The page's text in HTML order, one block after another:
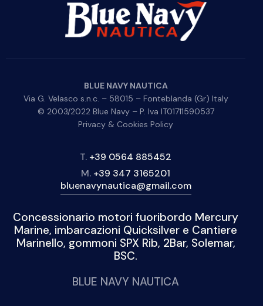
BLUE NAVY NAUTICA
Via G. Velasco s.n.c. – 58015 – Fonteblanda (Gr) Italy
© 2003/2022 Blue Navy – P. Iva IT01711590537
Privacy & Cookies Policy
T. +39 0564 885452
M. +39 347 3165201
bluenavynautica@gmail.com
Concessionario motori fuoribordo Mercury
Marine, imbarcazioni Quicksilver e Cantiere
Marinello, gommoni SPX Rib, 2Bar, Solemar,
BSC.
BLUE NAVY NAUTICA